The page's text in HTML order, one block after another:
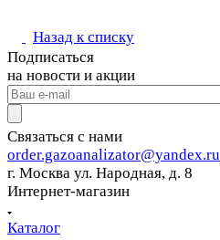
Назад к списку
Подписаться
на новости и акции
Связаться с нами
order.gazoanalizator@yandex.ru
г. Москва ул. Народная, д. 8
Интернет-магазин
Каталог